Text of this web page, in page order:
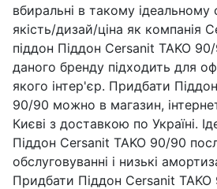
вбиральні в такому ідеальному
якість/дизай/ціна як компанія
піддон Піддон Cersanit TAKO
даного бренду підходить для
якого інтер'єр. Придбати
90/90 можно в магазин,
Києві з доставкою по Україні.
Піддон Cersanit TAKO 90/90
обслуговуванні і низькі
Придбати Піддон Cersanit